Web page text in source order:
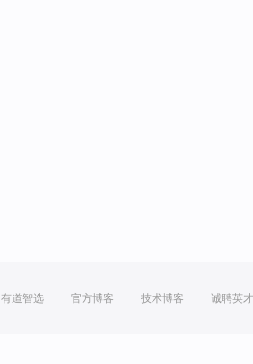
有道智选 官方博客 技术博客 诚聘英才